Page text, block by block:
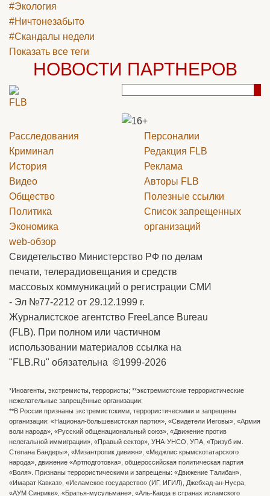
#Экология
#Ничтонезабыто
#Скандалы недели
Показать все теги
НОВОСТИ ПАРТНЕРОВ
Расследования
Криминал
История
Видео
Общество
Политика
Экономика
web-обзор
Персоналии
Редакция FLB
Реклама
Авторы FLB
Полезные ссылки
Список запрещенных
организаций
Свидетельство Министерство РФ по делам
печати, телерадиовещания и средств
массовых коммуникаций о регистрации СМИ
- Эл №77-2212 от 29.12.1999 г.
Журналистское агентство FreeLance Bureau
(FLB). При полном или частичном
использовании материалов ссылка на
"FLB.Ru" обязательна ©1999-2026
*Иноагенты, экстремисты, террористы; **экстремистские террористические
нежелательные запрещённые организации:
**В России признаны экстремистскими, террористическими и запрещены
организации: «Национал-большевистская партия», «Свидетели Иеговы», «Армия
воли народа», «Русский общенациональный союз», «Движение против
нелегальной иммиграции», «Правый сектор», УНА-УНСО, УПА, «Тризуб им.
Степана Бандеры», «Мизантропик дивижн», «Меджлис крымскотатарского
народа», движение «Артподготовка», общероссийская политическая партия
«Воля». Признаны террористическими и запрещены: «Движение Талибан»,
«Имарат Кавказ», «Исламское государство» (ИГ, ИГИЛ), Джебхад-ан-Нусра,
«АУМ Синрике», «Братья-мусульмане», «Аль-Каида в странах исламского